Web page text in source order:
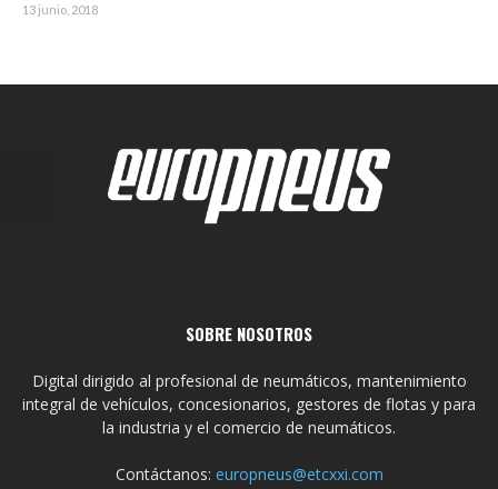
13 junio, 2018
SOBRE NOSOTROS
Digital dirigido al profesional de neumáticos, mantenimiento
integral de vehículos, concesionarios, gestores de flotas y para
la industria y el comercio de neumáticos.
Contáctanos: europneus@etcxxi.com